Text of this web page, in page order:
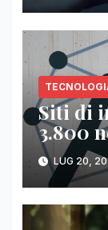
Siti di
3.800
LUG 20,